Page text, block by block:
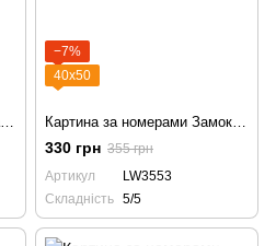
−7%
40х50
330 грн 355 грн
Артикул
LW3553
Складність 5/5